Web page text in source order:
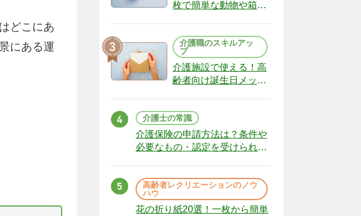
どこにあ
にある運
枚で簡単な動物や箱、
介護職のスキルアッ
プ
介護施設で使える！高
齢者向け誕生日メッセ
介護士の常識
介護保険の申請方法は？条件や
必要なもの・認定を受けられな
高齢者レクリエーションのノウ
ハウ
花の折り紙20選！一枚から簡単